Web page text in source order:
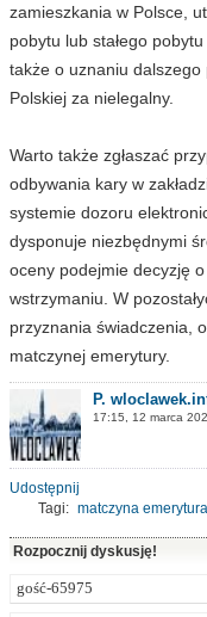
zamieszkania w Polsce,
pobytu lub stałego
także o uznaniu
Polskiej za nielegalny.
Warto także zgłaszać
odbywania kary w
systemie dozoru
dysponuje niezbędnymi
oceny podejmie decyzję
wstrzymaniu. W
przyznania świadczenia,
matczynej emerytury.
P.
17:15, 12 marca
Udostępnij
Tagi: matczyna emerytura
Rozpocznij dyskusję!